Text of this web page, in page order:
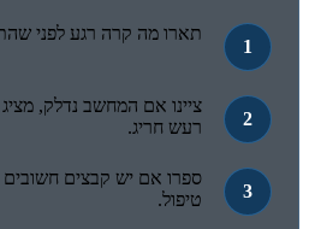
תארו מה קרה רגע לפני
ציינו אם המחשב נדלק,
רעש חריג.
ספרו אם יש קבצים חשובים
טיפול.